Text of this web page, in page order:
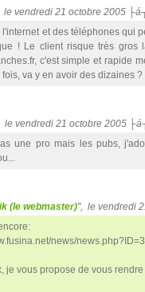
le vendredi 21 octobre 2005
l'internet et des téléphones qui
! Le client risque très gros
c'est simple et rapide
fois, va y en avoir des dizaines
le vendredi 21 octobre 2005
une pro mais les pubs,
(le webmaster)", le vendredi
news/
je vous propose de vous